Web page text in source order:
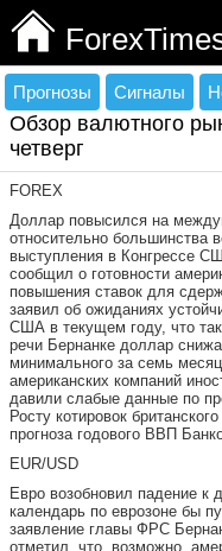
Прогнозы Сигналы
Обзор валютного
четверг
FOREX
Доллар повысился на
относительно
выступления в Конгрессе
сообщил о готовности
повышения ставок для
заявил об ожиданиях
США в текущем году, что
речи Бернанке доллар
минимального за семь
американских компаний
давили слабые данные по
Росту котировок
прогноза годового ВВП
EUR/USD
Евро возобновил падение к
календарь по еврозоне бы
заявление главы ФРС
отметил, что, возможно,